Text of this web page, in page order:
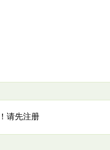
！请先注册